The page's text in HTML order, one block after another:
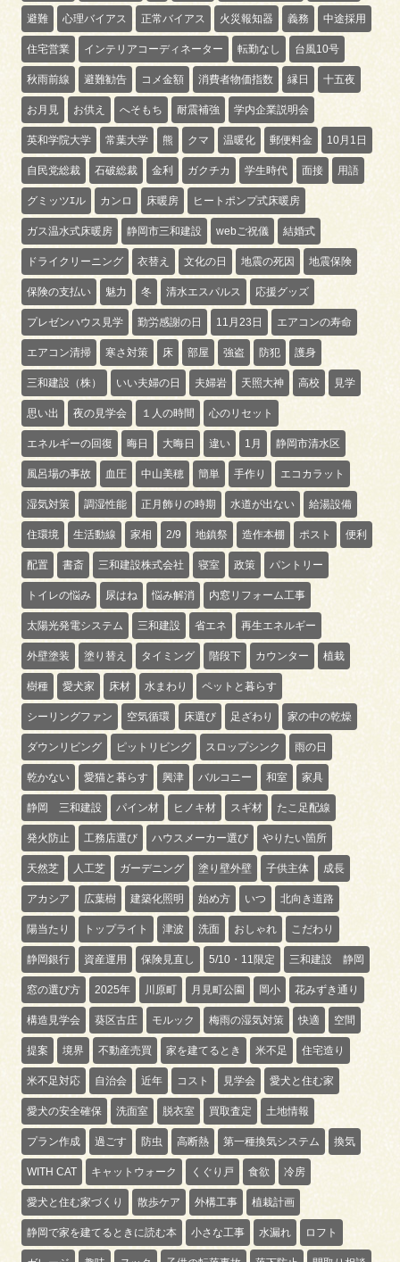
避難 心理バイアス 正常バイアス 火災報知器 義務 中途採用
住宅営業 インテリアコーディネーター 転勤なし 台風10号
秋雨前線 避難勧告 コメ金額 消費者物価指数 縁日 十五夜
お月見 お供え へそもち 耐震補強 学内企業説明会
英和学院大学 常葉大学 熊 クマ 温暖化 郵便料金 10月1日
自民党総裁 石破総裁 金利 ガクチカ 学生時代 面接 用語
グミッツｴル カンロ 床暖房 ヒートポンプ式床暖房
ガス温水式床暖房 静岡市三和建設 webご祝儀 結婚式
ドライクリーニング 衣替え 文化の日 地震の死因 地震保険
保険の支払い 魅力 冬 清水エスパルス 応援グッズ
プレゼンハウス見学 勤労感謝の日 11月23日 エアコンの寿命
エアコン清掃 寒さ対策 床 部屋 強盗 防犯 護身
三和建設（株） いい夫婦の日 夫婦岩 天照大神 高校 見学
思い出 夜の見学会 １人の時間 心のリセット
エネルギーの回復 晦日 大晦日 違い 1月 静岡市清水区
風呂場の事故 血圧 中山美穂 簡単 手作り エコカラット
湿気対策 調湿性能 正月飾りの時期 水道が出ない 給湯設備
住環境 生活動線 家相 2/9 地鎮祭 造作本棚 ポスト 便利
配置 書斎 三和建設株式会社 寝室 政策 パントリー
トイレの悩み 尿はね 悩み解消 内窓リフォーム工事
太陽光発電システム 三和建設 省エネ 再生エネルギー
外壁塗装 塗り替え タイミング 階段下 カウンター 植栽
樹種 愛犬家 床材 水まわり ペットと暮らす
シーリングファン 空気循環 床選び 足ざわり 家の中の乾燥
ダウンリビング ピットリビング スロップシンク 雨の日
乾かない 愛猫と暮らす 興津 バルコニー 和室 家具
静岡 三和建設 パイン材 ヒノキ材 スギ材 たこ足配線
発火防止 工務店選び ハウスメーカー選び やりたい箇所
天然芝 人工芝 ガーデニング 塗り壁外壁 子供主体 成長
アカシア 広葉樹 建築化照明 始め方 いつ 北向き道路
陽当たり トップライト 津波 洗面 おしゃれ こだわり
静岡銀行 資産運用 保険見直し 5/10・11限定 三和建設 静岡
窓の選び方 2025年 川原町 月見町公園 岡小 花みずき通り
構造見学会 葵区古庄 モルック 梅雨の湿気対策 快適 空間
提案 境界 不動産売買 家を建てるとき 米不足 住宅造り
米不足対応 自治会 近年 コスト 見学会 愛犬と住む家
愛犬の安全確保 洗面室 脱衣室 買取査定 土地情報
プラン作成 過ごす 防虫 高断熱 第一種換気システム 換気
WITH CAT キャットウォーク くぐり戸 食欲 冷房
愛犬と住む家づくり 散歩ケア 外構工事 植栽計画
静岡で家を建てるときに読む本 小さな工事 水漏れ ロフト